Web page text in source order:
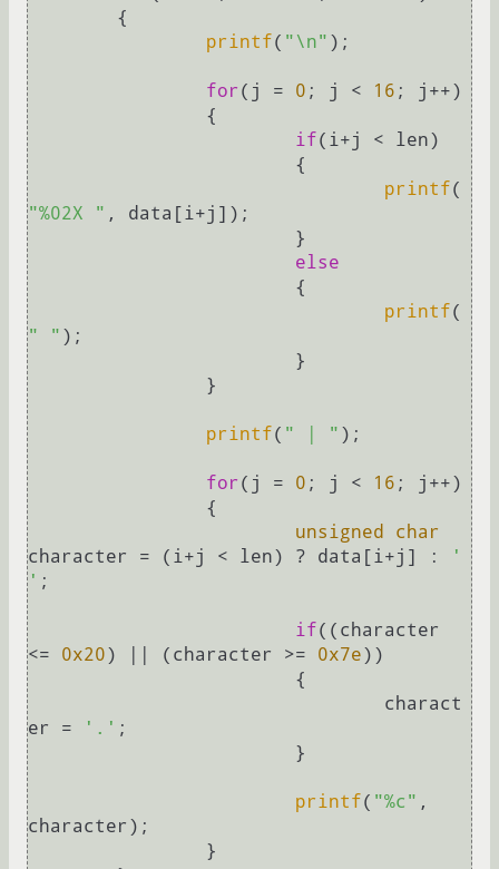
printf( "\n" );
for (j = 0 ; j < 16 ; j++)
if(i+j < len)
printf(
"%02X " , data[i+j]);
else
printf(
" " );
printf( " | " );
for (j = 0 ; j < 16 ; j++)
unsigned
char
character = (i+j < len) ? data[i+j] :
'
' ;
if((character
<= 0x20) || (character >= 0x7e))
er =
'.' ;
printf( "%c" ,
character);